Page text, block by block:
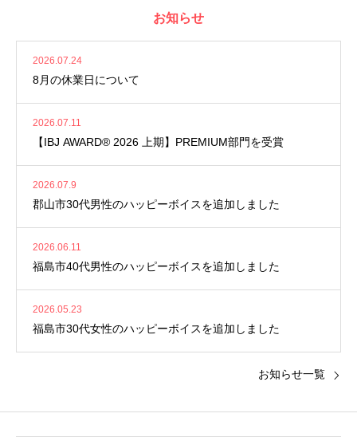
お知らせ
2026.07.24
8月の休業日について
2026.07.11
【IBJ AWARD® 2026 上期】PREMIUM部門を受賞
2026.07.9
郡山市30代男性のハッピーボイスを追加しました
2026.06.11
福島市40代男性のハッピーボイスを追加しました
2026.05.23
福島市30代女性のハッピーボイスを追加しました
お知らせ一覧